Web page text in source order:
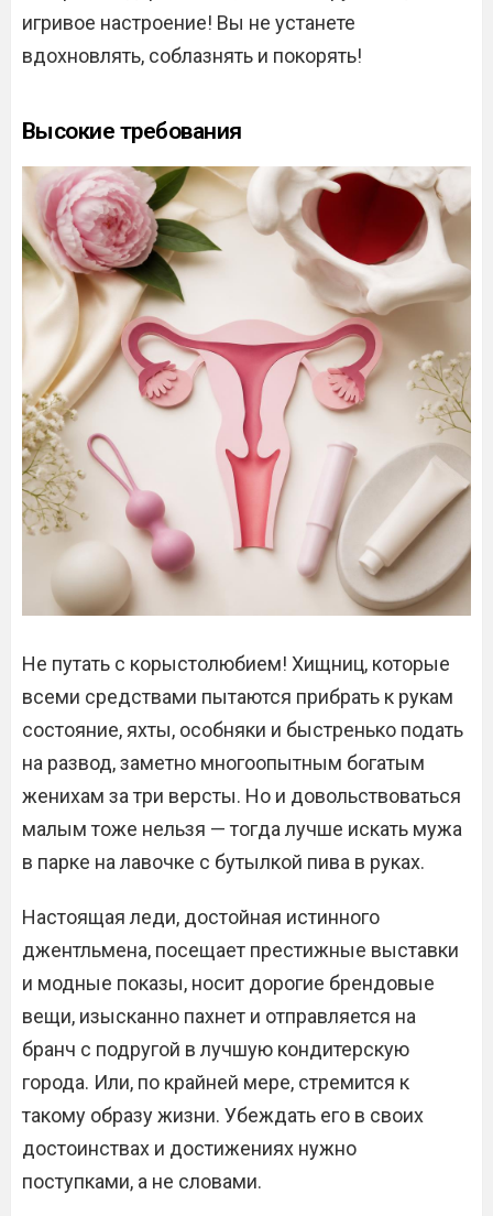
игривое настроение! Вы не устанете
вдохновлять, соблазнять и покорять!
Высокие требования
Не путать с корыстолюбием! Хищниц, которые
всеми средствами пытаются прибрать к рукам
состояние, яхты, особняки и быстренько подать
на развод, заметно многоопытным богатым
женихам за три версты. Но и довольствоваться
малым тоже нельзя — тогда лучше искать мужа
в парке на лавочке с бутылкой пива в руках.
Настоящая леди, достойная истинного
джентльмена, посещает престижные выставки
и модные показы, носит дорогие брендовые
вещи, изысканно пахнет и отправляется на
бранч с подругой в лучшую кондитерскую
города. Или, по крайней мере, стремится к
такому образу жизни. Убеждать его в своих
достоинствах и достижениях нужно
поступками, а не словами.